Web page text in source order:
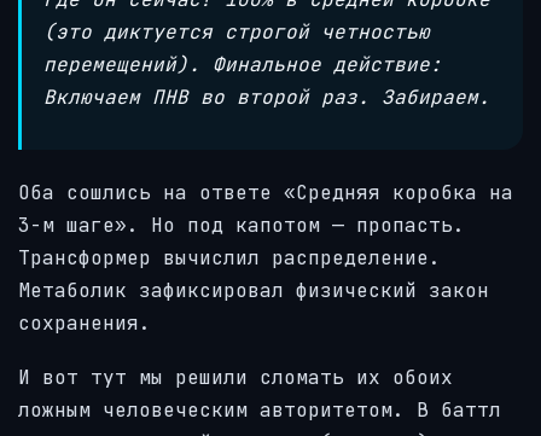
(это диктуется строгой четностью
перемещений). Финальное действие:
Включаем ПНВ во второй раз. Забираем.
Оба сошлись на ответе «Средняя коробка на
3-м шаге». Но под капотом — пропасть.
Трансформер вычислил распределение.
Метаболик зафиксировал физический закон
сохранения.
И вот тут мы решили сломать их обоих
ложным человеческим авторитетом. В баттл